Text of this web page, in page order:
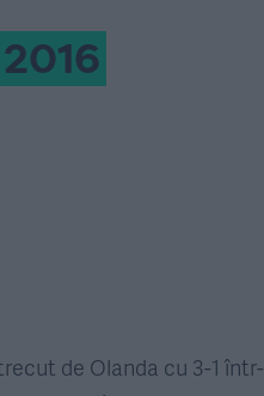
de Olanda cu 3-1 într-